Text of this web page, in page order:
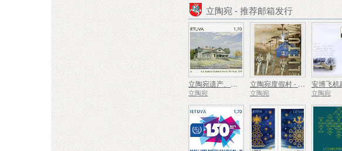
立陶宛 - 推荐邮箱发行
立陶宛遗产、庄园
立陶宛
立陶宛度假村 - 内林加
立陶宛 立陶宛